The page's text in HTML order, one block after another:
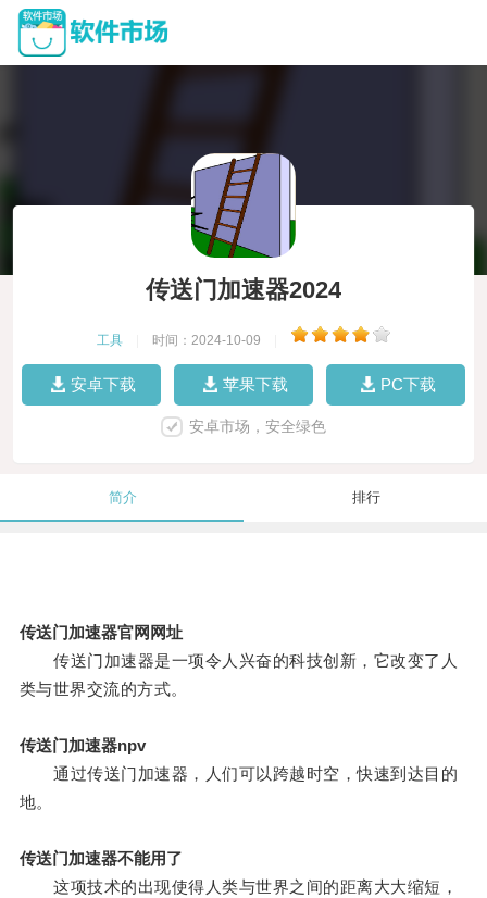
传送门加速器2024
工具 时间：2024-10-09
安卓下载 苹果下载 PC下载
安卓市场，安全绿色
简介 排行
传送门加速器官网网址
传送门加速器是一项令人兴奋的科技创新，它改变了人
类与世界交流的方式。
传送门加速器npv
通过传送门加速器，人们可以跨越时空，快速到达目的
地。
传送门加速器不能用了
这项技术的出现使得人类与世界之间的距离大大缩短，